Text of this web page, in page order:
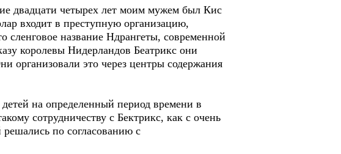
двадцати четырех лет моим мужем был Кис
входит в преступную организацию,
название Ндрангеты, современной
королевы Нидерландов Беатрикс они
организовали это через центры содержания
на определенный период времени в
сотрудничеству с Бектрикс, как с очень
по согласованию с